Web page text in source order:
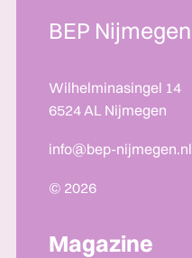
BEP Nijmegen
Wilhelminasingel 14
6524 AL Nijmegen
info@bep-nijmegen.nl
© 2026
Magazine